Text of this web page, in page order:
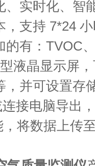
、实时化、智
，支持 7*24
有： TVOC
液晶显示屏
，并可设置存
接电脑导出
，将数据上传